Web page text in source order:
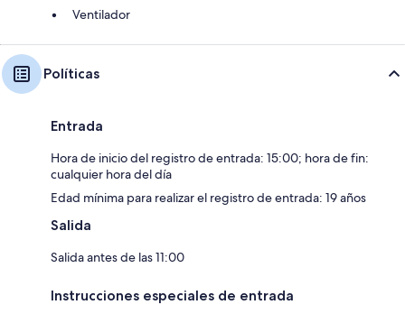
Ventilador
Políticas
Entrada
Hora de inicio del registro de entrada: 15:00; hora de fin:
cualquier hora del día
Edad mínima para realizar el registro de entrada: 19 años
Salida
Salida antes de las 11:00
Instrucciones especiales de entrada